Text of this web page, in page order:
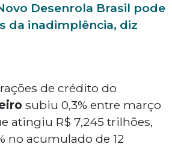
Desenrola Brasil pode
da inadimplência, diz
de crédito do
subiu 0,3% entre março
atingiu R$ 7,245 trilhões,
no acumulado de 12